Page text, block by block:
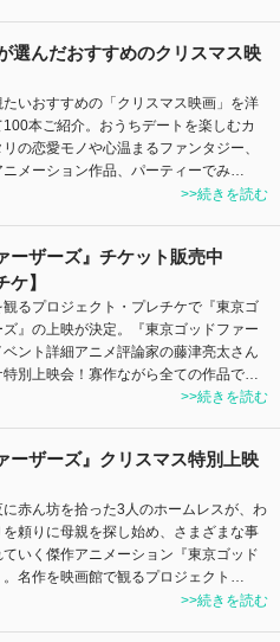
選んだおすすめのクリスマス映
いおすすめの「クリスマス映画」を洋
本ご紹介。おうちデートを楽しむカ
の恋愛モノや心温まるファンタジー、
ニメーション作品、パーティーでみ…
>>続きを読む
ーザーズ』チケット販売中
】
るプロジェクト・プレチケで『東京ゴ
ズ』の上映が決定。『東京ゴッドファー
ント詳細アニメ評論家の藤津亮太さん
別上映会！寡作ながら全ての作品で…
>>続きを読む
ーザーズ』クリスマス特別上映
赤ん坊を拾った3人のホームレスが、わ
頼りに母親を探し始め、さまざまな事
いく傑作アニメーション『東京ゴッド
。名作を映画館で観るプロジェクト…
>>続きを読む